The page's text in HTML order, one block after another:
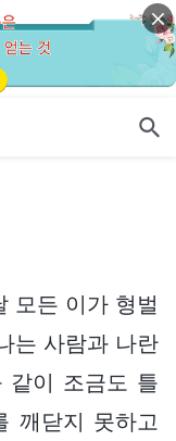
모든 이가 형벌
는 사람과 나란
같이 조금도 틀
깨닫지 못하고